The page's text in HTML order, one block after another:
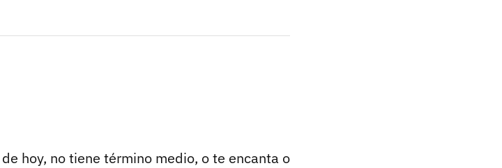
hoy, no tiene término medio, o te encanta o